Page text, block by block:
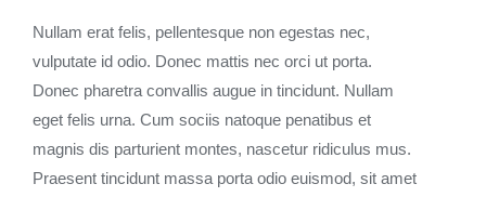
Nullam erat felis, pellentesque non egestas nec,
vulputate id odio. Donec mattis nec orci ut porta.
Donec pharetra convallis augue in tincidunt. Nullam
eget felis urna. Cum sociis natoque penatibus et
magnis dis parturient montes, nascetur ridiculus mus.
Praesent tincidunt massa porta odio euismod, sit amet